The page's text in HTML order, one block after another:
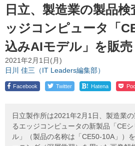
日立、製造業の製品
ッジコンピュータ「
込みAIモデル」を販売
2021年2月1日(月)
日川 佳三（IT Leaders編集部）
Facebook Twitter ! Hatena
日立製作所は2021年2月1日、製造業
るエッジコンピュータの新製品「CE
ル」（製品の名称は「CE50-10A」）